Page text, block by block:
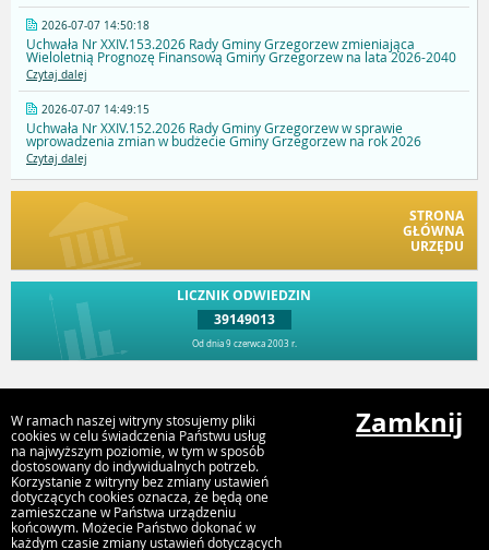
2026-07-07 14:50:18
Uchwała Nr XXIV.153.2026 Rady Gminy Grzegorzew zmieniająca
Wieloletnią Prognozę Finansową Gminy Grzegorzew na lata 2026-2040
Czytaj dalej
2026-07-07 14:49:15
Uchwała Nr XXIV.152.2026 Rady Gminy Grzegorzew w sprawie
wprowadzenia zmian w budżecie Gminy Grzegorzew na rok 2026
Czytaj dalej
STRONA
GŁÓWNA
URZĘDU
LICZNIK ODWIEDZIN
39149013
Od dnia 9 czerwca 2003 r.
Urząd Gminy Grzegorzew
Plac 1000 lecia Państwa Polskiego 1, 62-640 Grzegorzew
W ramach naszej witryny stosujemy pliki
cookies w celu świadczenia Państwu usług
na najwyższym poziomie, w tym w sposób
dostosowany do indywidualnych potrzeb.
Korzystanie z witryny bez zmiany ustawień
dotyczących cookies oznacza, że będą one
zamieszczane w Państwa urządzeniu
końcowym. Możecie Państwo dokonać w
każdym czasie zmiany ustawień dotyczących
Zamknij